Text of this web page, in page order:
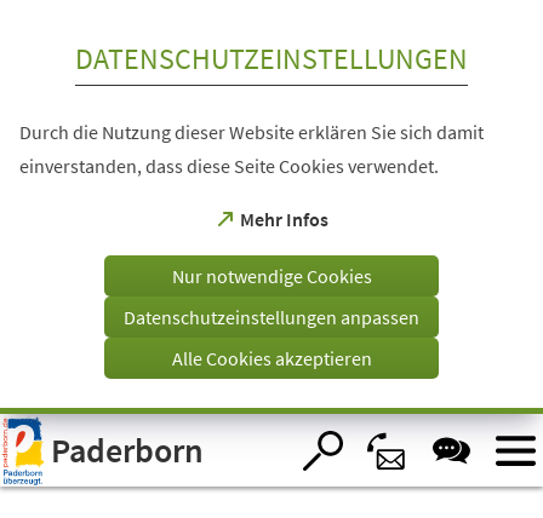
Visuelle
Assistenzsoftware
öffnen.
DATENSCHUTZEINSTELLUNGEN
Durch die Nutzung dieser Website erklären Sie sich damit
einverstanden, dass diese Seite Cookies verwendet.
Mehr Infos
(Öffnet
einem
Tab)
Nur notwendige Cookies
Datenschutzeinstellungen anpassen
Alle Cookies akzeptieren
Paderborn